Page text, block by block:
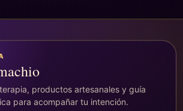
productos artesanales y guía
para acompañar tu intención.